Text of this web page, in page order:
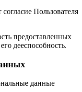
Пользователя
предоставленных
дееспособность.
данные